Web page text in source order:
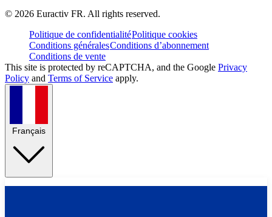
© 2026 Euractiv FR. All rights reserved.
Politique de confidentialitéPolitique cookies
Conditions généralesConditions d’abonnement
Conditions de vente
This site is protected by reCAPTCHA, and the Google Privacy
Policy and Terms of Service apply.
Français